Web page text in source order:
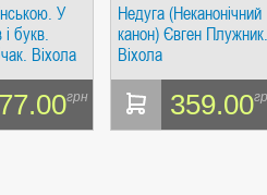
ВИЗНАЧЕННЯХ, СЦЕНАРІЯХ).
У
і букв.
Віхола
грн
Недуга (Неканонічний
канон) Євген Плужник.
Віхола
359.00